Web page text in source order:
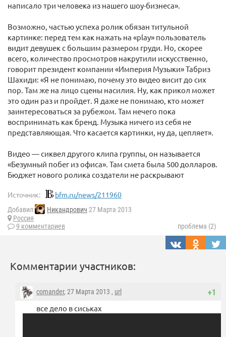
написало три человека из нашего шоу-бизнеса».
Возможно, частью успеха ролик обязан титульной
картинке: перед тем как нажать на «play» пользователь
видит девушек с большим размером груди. Но, скорее
всего, количество просмотров накрутили искусственно,
говорит президент компании «Империя Музыки» Табриз
Шахиди: «Я не понимаю, почему это видео висит до сих
пор. Там же на лицо сцены насилия. Ну, как прикол может
это один раз и пройдет. Я даже не понимаю, кто может
заинтересоваться за рубежом. Там нечего пока
воспринимать как бренд. Музыка ничего из себя не
представляющая. Что касается картинки, ну да, цепляет».
Видео — сиквел другого клипа группы, он называется
«Безумный побег из офиса». Там смета была 500 долларов.
Бюджет нового ролика создатели не раскрывают
Источник: bfm.ru/news/211960
Добавил Никандрович 27 Марта 2013
Россия
9 комментариев
проблема (2)
Комментарии участников:
+1
comander, 27 Марта 2013 , url
все дело в сиськах